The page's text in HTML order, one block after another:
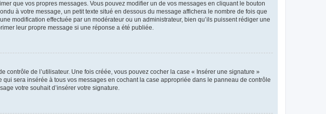
que vos propres messages. Vous pouvez modifier un de vos messages en cliquant le bouton
à votre message, un petit texte situé en dessous du message affichera le nombre de fois que
modification effectuée par un modérateur ou un administrateur, bien qu’ils puissent rédiger une
leur propre message si une réponse a été publiée.
de l’utilisateur. Une fois créée, vous pouvez cocher la case « Insérer une signature »
sera insérée à tous vos messages en cochant la case appropriée dans le panneau de contrôle
votre souhait d’insérer votre signature.